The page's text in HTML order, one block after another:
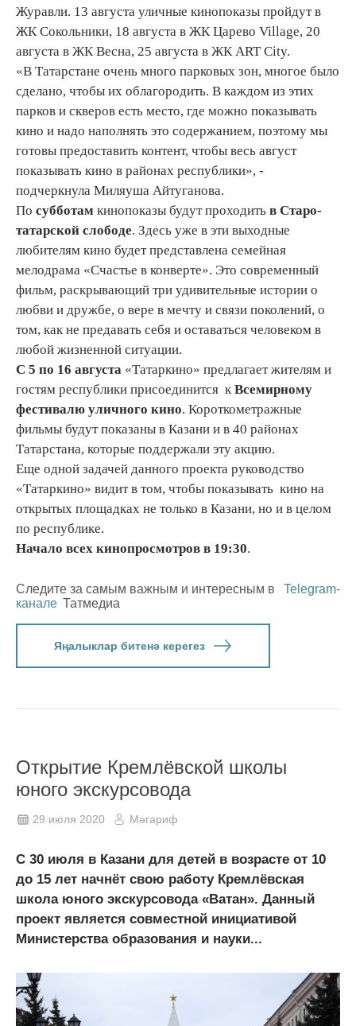
Журавли. 13 августа уличные кинопоказы пройдут в
ЖК Сокольники, 18 августа в ЖК Царево Village, 20
августа в ЖК Весна, 25 августа в ЖК ART City.
«В Татарстане очень много парковых зон, многое было
сделано, чтобы их облагородить. В каждом из этих
парков и скверов есть место, где можно показывать
кино и надо наполнять это содержанием, поэтому мы
готовы предоставить контент, чтобы весь август
показывать кино в районах республики», -
подчеркнула Миляуша Айтуганова.
По субботам кинопоказы будут проходить в Старо-
татарской слободе. Здесь уже в эти выходные
любителям кино будет представлена семейная
мелодрама «Счастье в конверте». Это современный
фильм, раскрывающий три удивительные истории о
любви и дружбе, о вере в мечту и связи поколений, о
том, как не предавать себя и оставаться человеком в
любой жизненной ситуации.
С 5 по 16 августа «Татаркино» предлагает жителям и
гостям республики присоединится кВсемирному
фестивалю уличного кино. Короткометражные
фильмы будут показаны в Казани и в 40 районах
Татарстана, которые поддержали эту акцию.
Еще одной задачей данного проекта руководство
«Татаркино» видит в том, чтобы показывать кино на
открытых площадках не только в Казани, но и в целом
по республике.
Начало всех кинопросмотров в 19:30.
Следите за самым важным и интересным в
Telegram-
канале Татмедиа
Яңалыклар битенә керегез
Открытие Кремлёвской школы
юного экскурсовода
29 июля 2020 Мәгариф
С 30 июля в Казани для детей в возрасте от 10
до 15 лет начнёт свою работу Кремлёвская
школа юного экскурсовода «Ватан». Данный
проект является совместной инициативой
Министерства образования и науки...